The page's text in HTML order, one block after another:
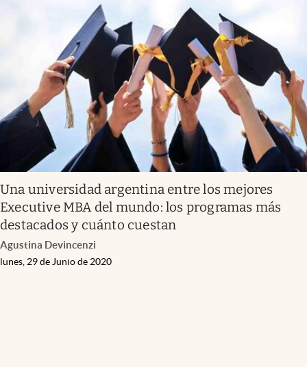
Una universidad argentina entre los mejores
Executive MBA del mundo: los programas más
destacados y cuánto cuestan
Agustina Devincenzi
lunes, 29 de Junio de 2020